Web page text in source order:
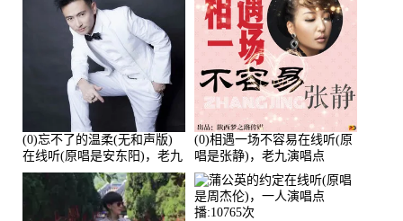
(0)忘不了的温柔(无和声版)
在线听(原唱是安东阳)，老九
演唱点播:17392次
(0)相遇一场不容易在线听(原
唱是张静)，老九演唱点
播:11453次